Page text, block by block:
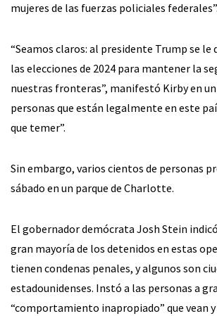
mujeres de las fuerzas policiales federales”.
“Seamos claros: al presidente Trump se le
las elecciones de 2024 para mantener la
nuestras fronteras”, manifestó Kirby en un
personas que están legalmente en este
que temer”.
Sin embargo, varios cientos de personas
sábado en un parque de Charlotte.
El gobernador demócrata Josh Stein
gran mayoría de los detenidos en estas
tienen condenas penales, y algunos son
estadounidenses. Instó a las personas a
“comportamiento inapropiado” que vean